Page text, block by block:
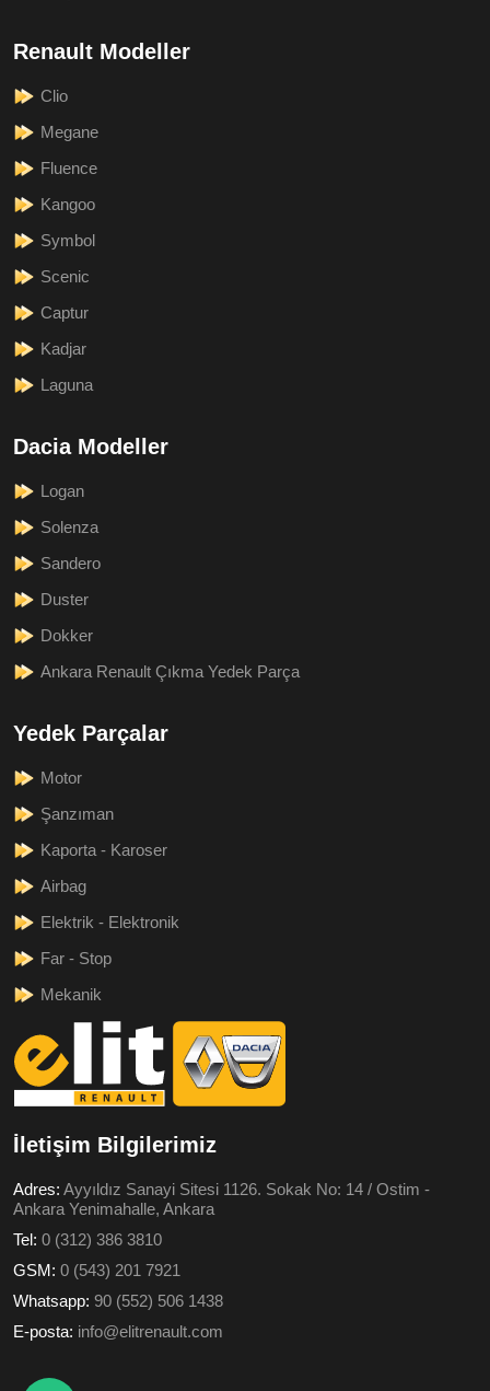
Renault Modeller
Clio
Megane
Fluence
Kangoo
Symbol
Scenic
Captur
Kadjar
Laguna
Dacia Modeller
Logan
Solenza
Sandero
Duster
Dokker
Ankara Renault Çıkma Yedek Parça
Yedek Parçalar
Motor
Şanzıman
Kaporta - Karoser
Airbag
Elektrik - Elektronik
Far - Stop
Mekanik
İletişim Bilgilerimiz
Adres: Ayyıldız Sanayi Sitesi 1126. Sokak No: 14 / Ostim -
Ankara Yenimahalle, Ankara
Tel: 0 (312) 386 3810
GSM: 0 (543) 201 7921
Whatsapp: 90 (552) 506 1438
E-posta: info@elitrenault.com